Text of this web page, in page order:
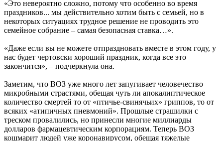
«Это невероятно сложно, потому что особенно во время
праздников... мы действительно хотим быть с семьей, но в
некоторых ситуациях трудное решение не проводить это
семейное собрание – самая безопасная ставка…».
«Даже если вы не можете отпраздновать вместе в этом году, у
нас будет чертовски хороший праздник, когда все это
закончится», – подчеркнула она.
Заметим, что ВОЗ уже много лет запугивает человечество
микробными страстями, обещая чуть ли апокалиптическое
количество смертей то от «птичье-свинячьих» гриппов, то от
всяких «атипичных пневмоний». Прошлые страшилки с
треском провалились, но принесли многие миллиарды
долларов фармацевтическим корпорациям. Теперь ВОЗ
кошмарит людей уже коронавирусом, обещая тяжелые